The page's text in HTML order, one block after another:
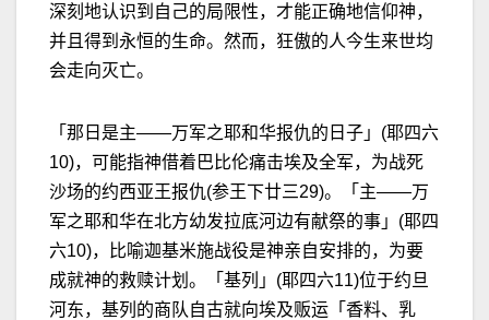
深刻地认识到自己的局限性，才能正确地信仰神，
并且得到永恒的生命。然而，狂傲的人今生来世均
会走向灭亡。
「那日是主——万军之耶和华报仇的日子」(耶四六
10)，可能指神借着巴比伦痛击埃及全军，为战死
沙场的约西亚王报仇(参王下廿三29)。「主——万
军之耶和华在北方幼发拉底河边有献祭的事」(耶四
六10)，比喻迦基米施战役是神亲自安排的，为要
成就神的救赎计划。「基列」(耶四六11)位于约旦
河东，基列的商队自古就向埃及贩运「香料、乳